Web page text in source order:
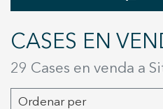
OBRA NOVA
CASES EN
29 Cases en venda a
Ordenar per